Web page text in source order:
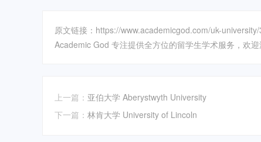
原文链接：https://www.academicgod.com/uk-
Academic God 专注提供全方位的留学生学术服务，欢
上一篇： 亚伯大学 Aberystwyth University
下一篇： 林肯大学 University of Lincoln